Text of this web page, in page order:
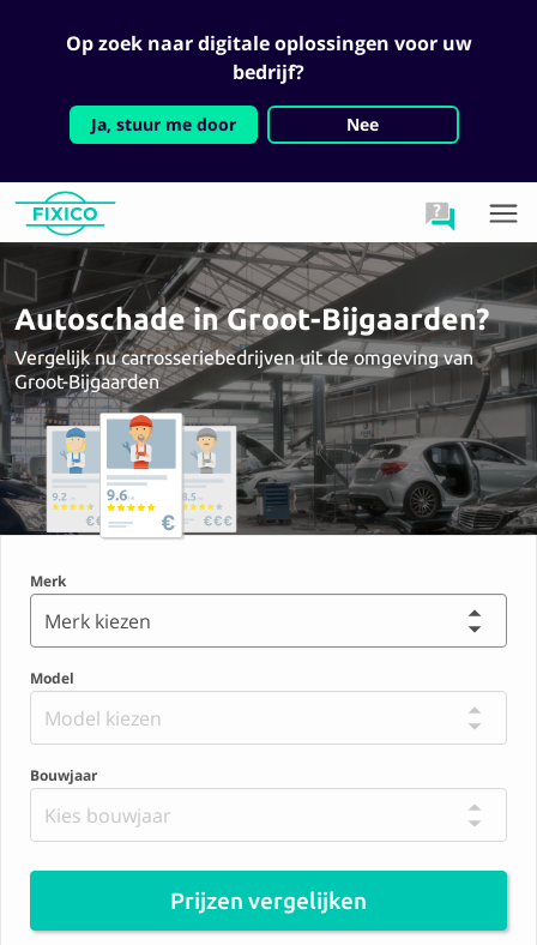
Op zoek naar digitale oplossingen voor uw
bedrijf?
Ja, stuur me door Nee
Autoschade in Groot-Bijgaarden?
Vergelijk nu carrosseriebedrijven uit de omgeving van
Groot-Bijgaarden
Merk
Merk kiezen
Model
Model kiezen
Bouwjaar
Kies bouwjaar
Prijzen vergelijken